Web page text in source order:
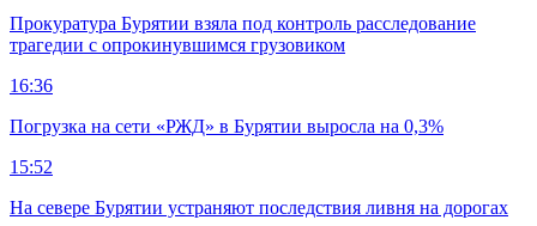
Прокуратура Бурятии взяла под контроль расследование
трагедии с опрокинувшимся грузовиком
16:36
Погрузка на сети «РЖД» в Бурятии выросла на 0,3%
15:52
На севере Бурятии устраняют последствия ливня на дорогах